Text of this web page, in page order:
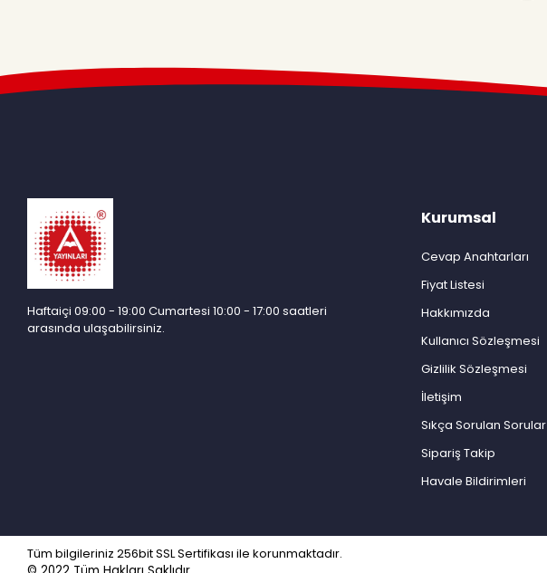
Haftaiçi 09:00 - 19:00 Cumartesi 10:00 - 17:00 saatleri
arasında ulaşabilirsiniz.
Kurumsal
Cevap Anahtarları
Fiyat Listesi
Hakkımızda
Kullanıcı Sözleşmesi
Gizlilik Sözleşmesi
İletişim
Sıkça Sorulan Sorular
Sipariş Takip
Havale Bildirimleri
Tüm bilgileriniz 256bit SSL Sertifikası ile korunmaktadır.